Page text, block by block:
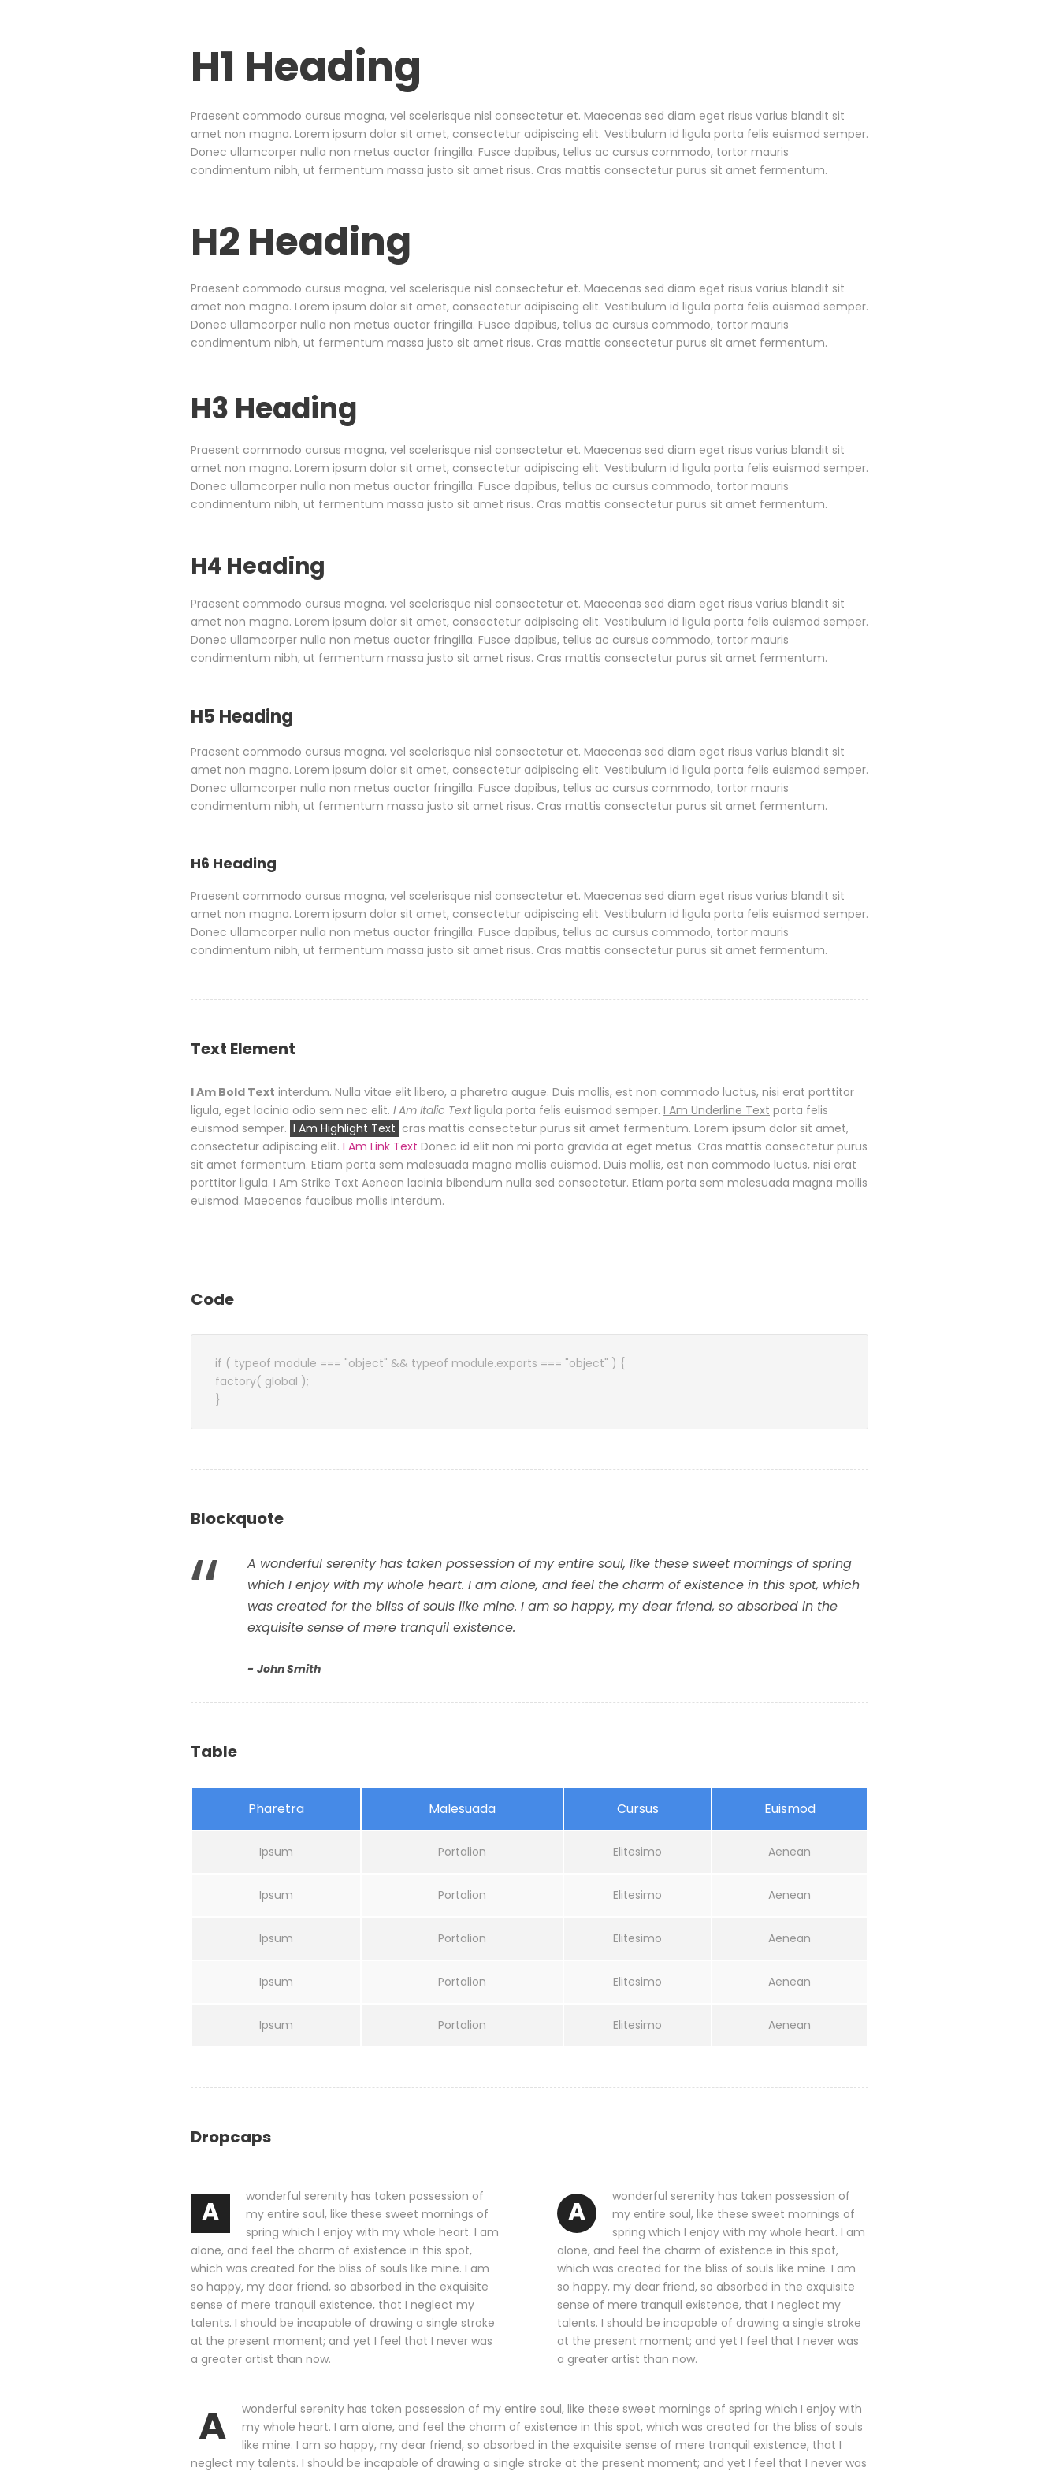
H1 Heading
Praesent commodo cursus magna, vel scelerisque nisl consectetur et. Maecenas sed diam eget risus varius blandit sit
amet non magna. Lorem ipsum dolor sit amet, consectetur adipiscing elit. Vestibulum id ligula porta felis euismod semper.
Donec ullamcorper nulla non metus auctor fringilla. Fusce dapibus, tellus ac cursus commodo, tortor mauris
condimentum nibh, ut fermentum massa justo sit amet risus. Cras mattis consectetur purus sit amet fermentum.
H2 Heading
Praesent commodo cursus magna, vel scelerisque nisl consectetur et. Maecenas sed diam eget risus varius blandit sit
amet non magna. Lorem ipsum dolor sit amet, consectetur adipiscing elit. Vestibulum id ligula porta felis euismod semper.
Donec ullamcorper nulla non metus auctor fringilla. Fusce dapibus, tellus ac cursus commodo, tortor mauris
condimentum nibh, ut fermentum massa justo sit amet risus. Cras mattis consectetur purus sit amet fermentum.
H3 Heading
Praesent commodo cursus magna, vel scelerisque nisl consectetur et. Maecenas sed diam eget risus varius blandit sit
amet non magna. Lorem ipsum dolor sit amet, consectetur adipiscing elit. Vestibulum id ligula porta felis euismod semper.
Donec ullamcorper nulla non metus auctor fringilla. Fusce dapibus, tellus ac cursus commodo, tortor mauris
condimentum nibh, ut fermentum massa justo sit amet risus. Cras mattis consectetur purus sit amet fermentum.
H4 Heading
Praesent commodo cursus magna, vel scelerisque nisl consectetur et. Maecenas sed diam eget risus varius blandit sit
amet non magna. Lorem ipsum dolor sit amet, consectetur adipiscing elit. Vestibulum id ligula porta felis euismod semper.
Donec ullamcorper nulla non metus auctor fringilla. Fusce dapibus, tellus ac cursus commodo, tortor mauris
condimentum nibh, ut fermentum massa justo sit amet risus. Cras mattis consectetur purus sit amet fermentum.
H5 Heading
Praesent commodo cursus magna, vel scelerisque nisl consectetur et. Maecenas sed diam eget risus varius blandit sit
amet non magna. Lorem ipsum dolor sit amet, consectetur adipiscing elit. Vestibulum id ligula porta felis euismod semper.
Donec ullamcorper nulla non metus auctor fringilla. Fusce dapibus, tellus ac cursus commodo, tortor mauris
condimentum nibh, ut fermentum massa justo sit amet risus. Cras mattis consectetur purus sit amet fermentum.
H6 Heading
Praesent commodo cursus magna, vel scelerisque nisl consectetur et. Maecenas sed diam eget risus varius blandit sit
amet non magna. Lorem ipsum dolor sit amet, consectetur adipiscing elit. Vestibulum id ligula porta felis euismod semper.
Donec ullamcorper nulla non metus auctor fringilla. Fusce dapibus, tellus ac cursus commodo, tortor mauris
condimentum nibh, ut fermentum massa justo sit amet risus. Cras mattis consectetur purus sit amet fermentum.
Text Element
I Am Bold Text interdum. Nulla vitae elit libero, a pharetra augue. Duis mollis, est non commodo luctus, nisi erat porttitor
ligula, eget lacinia odio sem nec elit. I Am Italic Text ligula porta felis euismod semper. I Am Underline Text porta felis
euismod semper. I Am Highlight Text cras mattis consectetur purus sit amet fermentum. Lorem ipsum dolor sit amet,
consectetur adipiscing elit. I Am Link Text Donec id elit non mi porta gravida at eget metus. Cras mattis consectetur purus
sit amet fermentum. Etiam porta sem malesuada magna mollis euismod. Duis mollis, est non commodo luctus, nisi erat
porttitor ligula. I Am Strike Text Aenean lacinia bibendum nulla sed consectetur. Etiam porta sem malesuada magna mollis
euismod. Maecenas faucibus mollis interdum.
Code
if ( typeof module === "object" && typeof module.exports === "object" ) {
factory( global );
}
Blockquote
“
A wonderful serenity has taken possession of my entire soul, like these sweet mornings of spring
which I enjoy with my whole heart. I am alone, and feel the charm of existence in this spot, which
was created for the bliss of souls like mine. I am so happy, my dear friend, so absorbed in the
exquisite sense of mere tranquil existence.
John Smith
Table
Pharetra Malesuada Cursus Euismod
Ipsum Portalion Elitesimo Aenean
Ipsum Portalion Elitesimo Aenean
Ipsum Portalion Elitesimo Aenean
Ipsum Portalion Elitesimo Aenean
Ipsum Portalion Elitesimo Aenean
Dropcaps
A
wonderful serenity has taken possession of
my entire soul, like these sweet mornings of
spring which I enjoy with my whole heart. I am
alone, and feel the charm of existence in this spot,
which was created for the bliss of souls like mine. I am
so happy, my dear friend, so absorbed in the exquisite
sense of mere tranquil existence, that I neglect my
talents. I should be incapable of drawing a single stroke
at the present moment; and yet I feel that I never was
a greater artist than now.
A
wonderful serenity has taken possession of
my entire soul, like these sweet mornings of
spring which I enjoy with my whole heart. I am
alone, and feel the charm of existence in this spot,
which was created for the bliss of souls like mine. I am
so happy, my dear friend, so absorbed in the exquisite
sense of mere tranquil existence, that I neglect my
talents. I should be incapable of drawing a single stroke
at the present moment; and yet I feel that I never was
a greater artist than now.
A
wonderful serenity has taken possession of my entire soul, like these sweet mornings of spring which I enjoy with
my whole heart. I am alone, and feel the charm of existence in this spot, which was created for the bliss of souls
like mine. I am so happy, my dear friend, so absorbed in the exquisite sense of mere tranquil existence, that I
neglect my talents. I should be incapable of drawing a single stroke at the present moment; and yet I feel that I never was